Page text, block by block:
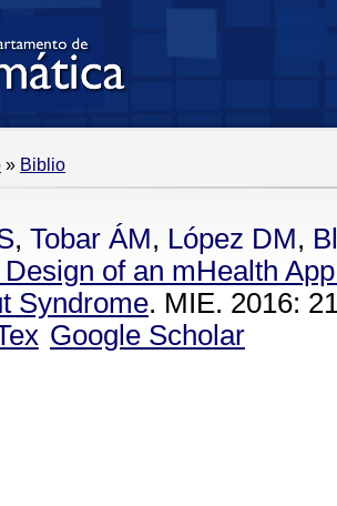
» Biblio
, Tobar ÁM, López DM,
of an mHealth
Syndrome. MIE. 2016:
Google Scholar